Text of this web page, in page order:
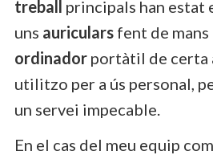
treball principals han estat
uns auriculars fent de
ordinador portàtil de certa
utilitzo per a ús personal,
un servei impecable.
En el cas del meu equip